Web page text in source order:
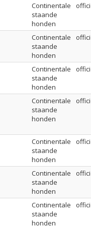
Continentale
staande
honden
Continentale
staande
honden
Continentale
staande
honden
Continentale
staande
honden
Continentale
staande
honden
Continentale
staande
honden
Continentale
staande
honden